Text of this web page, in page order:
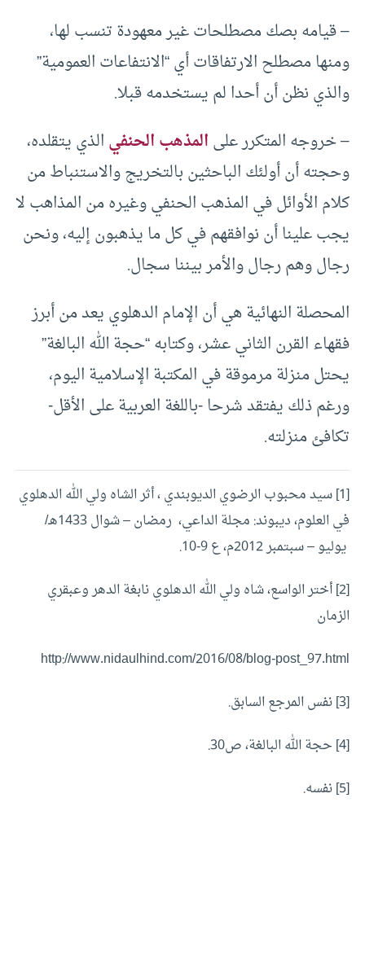
– قيامه بصك مصطلحات غير معهودة تنسب لها،
ومنها مصطلح الارتفاقات أي “الانتفاعات العمومية”
والذي نظن أن أحدا لم يستخدمه قبلا.
– خروجه المتكرر علىالمذهب الحنفيالذي يتقلده،
وحجته أن أولئك الباحثين بالتخريج والاستنباط من
كلام الأوائل في المذهب الحنفي وغيره من المذاهب لا
يجب علينا أن نوافقهم في كل ما يذهبون إليه، ونحن
رجال وهم رجال والأمر بيننا سجال.
المحصلة النهائية هي أن الإمام الدهلوي يعد من أبرز
فقهاء القرن الثاني عشر، وكتابه “حجة الله البالغة”
يحتل منزلة مرموقة في المكتبة الإسلامية اليوم،
ورغم ذلك يفتقد شرحا -باللغة العربية على الأقل-
تكافئ منزلته.
[1] سيد محبوب الرضوي الديوبندي ، أثر الشاه ولي الله الدهلوي
في العلوم، ديبوند: مجلة الداعي، رمضان – شوال 1433هـ/
يوليو – سبتمبر 2012م، ع 9-10.
[2] أختر الواسع، شاه ولي الله الدهلوي نابغة الدهر وعبقري
الزمان
http://www.nidaulhind.com/2016/08/blog-post_97.html
[3] نفس المرجع السابق.
[4] حجة الله البالغة، ص30.
[5] نفسه.